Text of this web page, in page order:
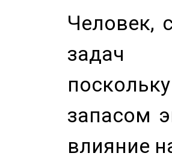
Человек,
задач
запасом
влияние